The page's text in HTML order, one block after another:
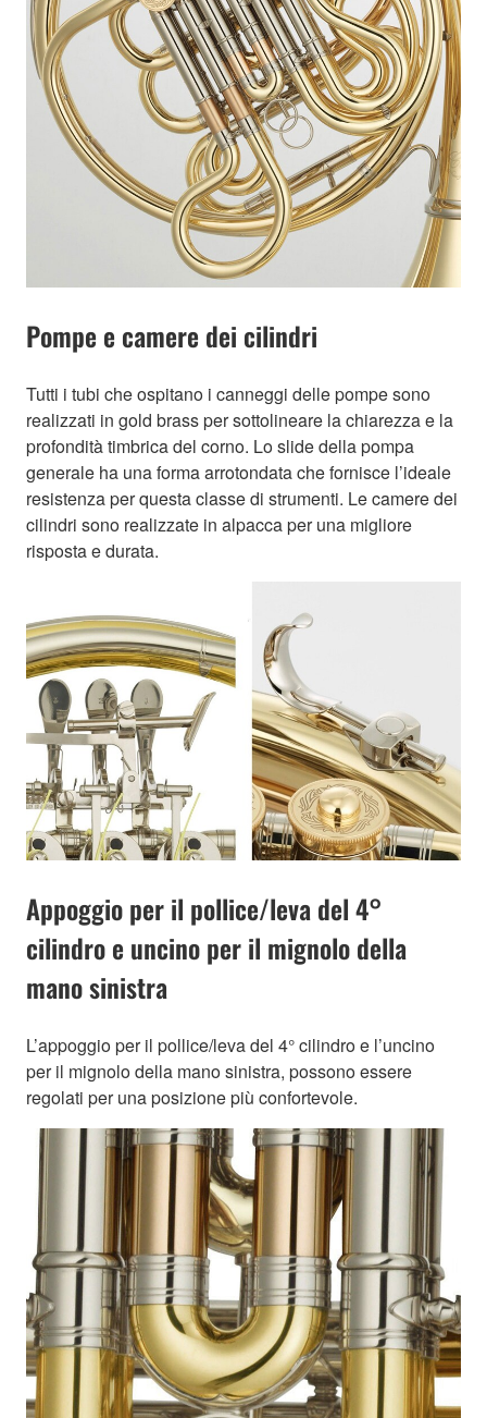
Pompe e camere dei cilindri
Tutti i tubi che ospitano i canneggi delle pompe sono
realizzati in gold brass per sottolineare la chiarezza e la
profondità timbrica del corno. Lo slide della pompa
generale ha una forma arrotondata che fornisce l’ideale
resistenza per questa classe di strumenti. Le camere dei
cilindri sono realizzate in alpacca per una migliore
risposta e durata.
Appoggio per il pollice/leva del 4°
cilindro e uncino per il mignolo della
mano sinistra
L’appoggio per il pollice/leva del 4° cilindro e l’uncino
per il mignolo della mano sinistra, possono essere
regolati per una posizione più confortevole.